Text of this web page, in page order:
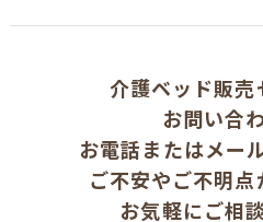
介護ベッド販売
お問い合
お電話またはメー
ご不安やご不明
お気軽にご相